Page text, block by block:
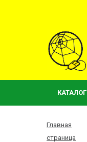
КАТАЛОГ
Главная
страница